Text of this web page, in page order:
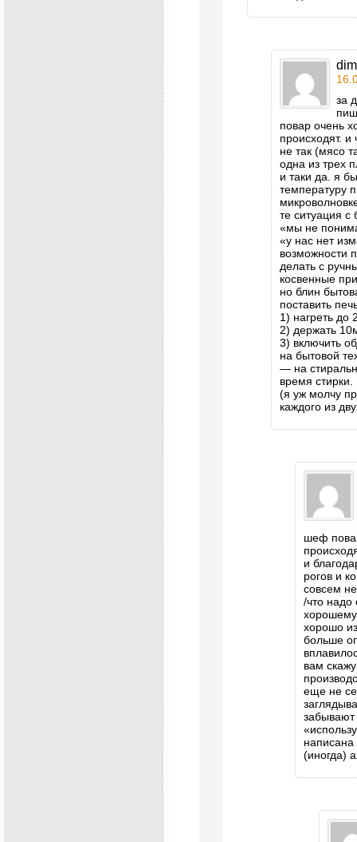
за
повар очень
происходят. и
не так (мясо
одна из трех
и таки да. я
температуру
те ситуация
«мы не
«у нас нет
возможности
делать с
косвенные
но блин
поставить
1) нагреть до
2) держать
3) включить
на бытовой
— на
время стирки.
(я уж молчу
каждого из
шеф
и
рогов и
совсем
/что надо
хорошему
хорошо
больше
вам
еще не
написана
(иногда)